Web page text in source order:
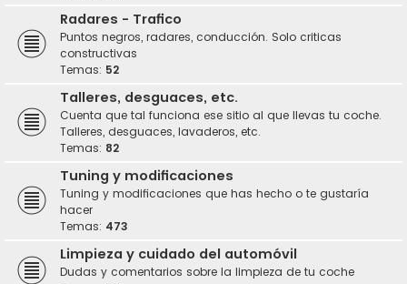
Radares - Trafico
Puntos negros, radares, conducción. Solo criticas
constructivas
Temas: 52
Talleres, desguaces, etc.
Cuenta que tal funciona ese sitio al que llevas tu coche.
Talleres, desguaces, lavaderos, etc.
Temas: 82
Tuning y modificaciones
Tuning y modificaciones que has hecho o te gustaría
hacer
Temas: 473
Limpieza y cuidado del automóvil
Dudas y comentarios sobre la limpieza de tu coche